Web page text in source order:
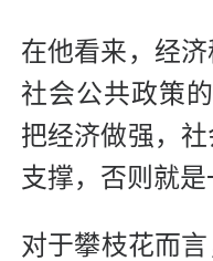
在他看来，经
社会公共政策
把经济做强，
支撑，否则就
对于攀枝花而